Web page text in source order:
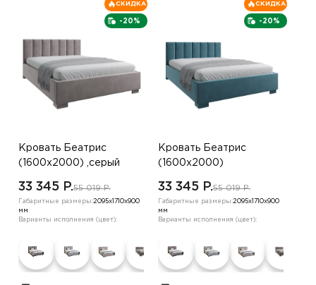
-20%
СКИДКА
Кровать Беатрис
(1600х2000) ,серый
33 345 P.55 019 P.
Габаритные размеры:2095х1710х900
мм
Варианты исполнения (цвет):
-20%
СКИДКА
Кровать Беатрис
(1600х2000)
33 345 P.55 019 P.
Габаритные размеры:2095х1710х900
мм
Варианты исполнения (цвет):